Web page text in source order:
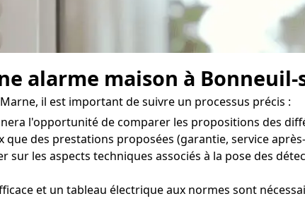
alarme maison à Bonneuil-
il est important de suivre un processus précis :
l'opportunité de comparer les propositions des
des prestations proposées (garantie, service
sur les aspects techniques associés à la pose des
et un tableau électrique aux normes sont